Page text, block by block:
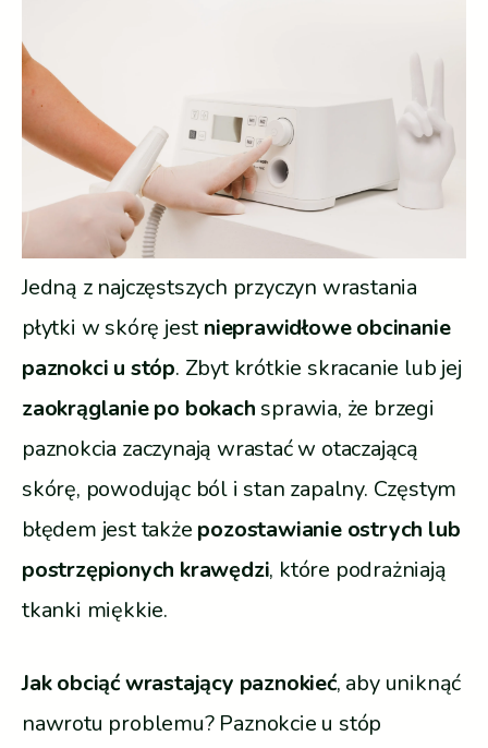
Jedną z najczęstszych przyczyn wrastania
płytki w skórę jestnieprawidłowe obcinanie
paznokci u stóp. Zbyt krótkie skracanie lub jej
zaokrąglanie po bokach sprawia, że brzegi
paznokcia zaczynają wrastać w otaczającą
skórę, powodując ból i stan zapalny. Częstym
błędem jest także pozostawianie ostrych lub
postrzępionych krawędzi, które podrażniają
tkanki miękkie.
Jak obciąć wrastający paznokieć, aby uniknąć
nawrotu problemu? Paznokcie u stóp